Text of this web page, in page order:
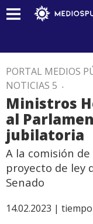
PORTAL MEDIOS
NOTICIAS 5 .
Ministros
al
jubilatoria
A la comisión
proyecto de ley
Senado
14.02.2023 |